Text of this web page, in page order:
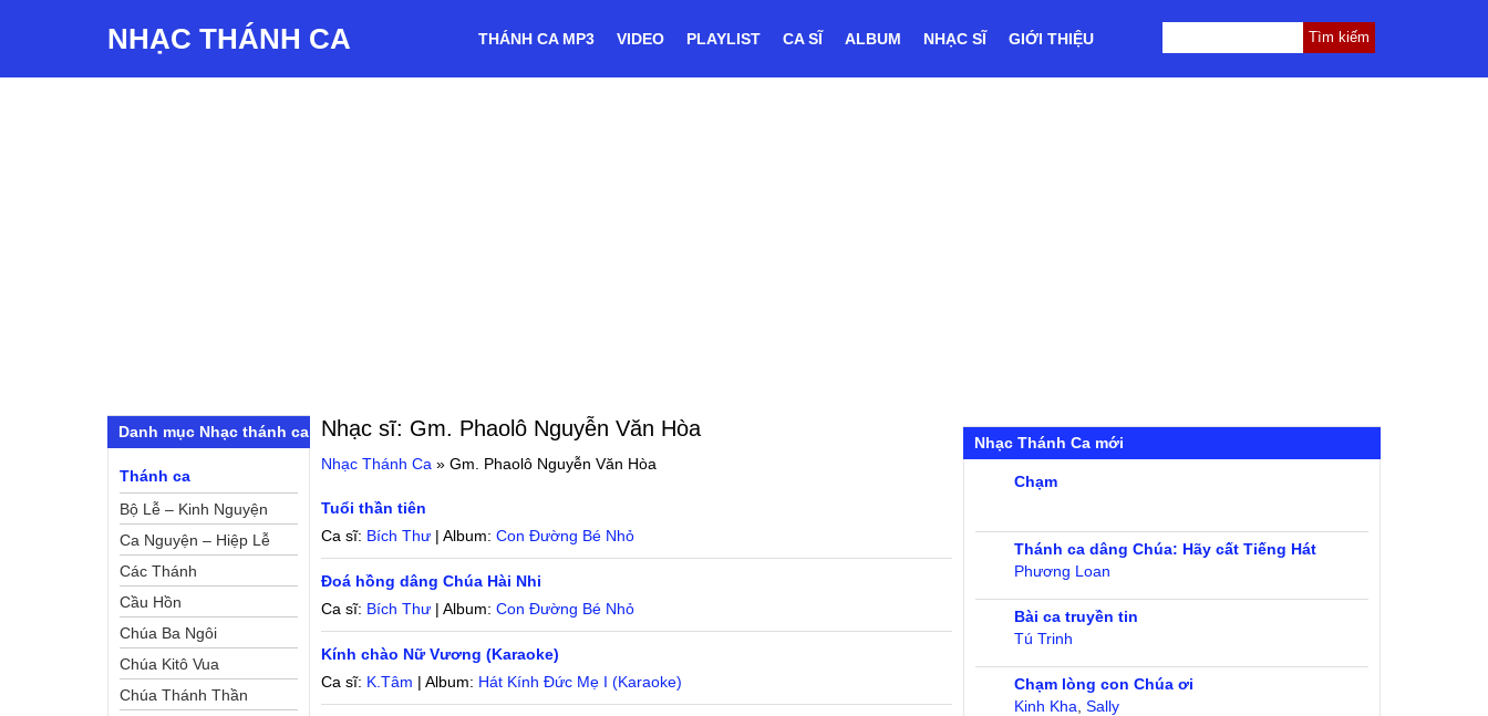
NHẠC THÁNH CA THÁNH CA MP3 VIDEO PLAYLIST CA SĨ ALBUM NHẠC SĨ GIỚI THIỆU
Nhạc sĩ: Gm. Phaolô Nguyễn Văn Hòa
Nhạc Thánh Ca »Gm. Phaolô Nguyễn Văn Hòa
Tuổi thần tiên
Ca sĩ: Bích Thư | Album:Con Đường Bé Nhỏ
Đoá hồng dâng Chúa Hài Nhi
Ca sĩ: Bích Thư | Album:Con Đường Bé Nhỏ
Kính chào Nữ Vương (Karaoke)
Ca sĩ: K.Tâm | Album: Hát Kính Đức Mẹ I (Karaoke)
Danh mục Nhạc thánh ca
Thánh ca
Bộ Lễ – Kinh Nguyện
Ca Nguyện – Hiệp Lễ
Các Thánh
Cầu Hồn
Chúa Ba Ngôi
Chúa Kitô Vua
Chúa Thánh Thần
Nhạc Thánh Ca mới
Chạm
Thánh ca dâng Chúa: Hãy cất Tiếng Hát
Phương Loan
Bài ca truyền tin
Tú Trinh
Chạm lòng con Chúa ơi
Kinh Kha ,Sally